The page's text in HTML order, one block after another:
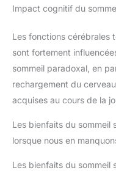
Impact cognitif du
Les fonctions cérébrales
sont fortement
sommeil paradoxal, en
rechargement du
acquises au cours de la
Les bienfaits du sommeil
lorsque nous en
Les bienfaits du sommeil